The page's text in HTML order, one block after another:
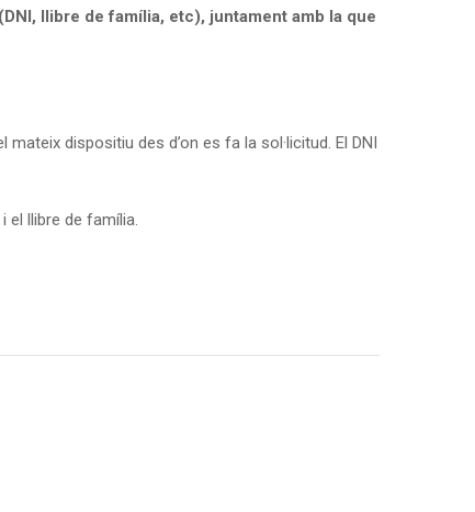
llibre de família, etc), juntament amb la que
dispositiu des d’on es fa la sol·licitud. El DNI
el llibre de família.